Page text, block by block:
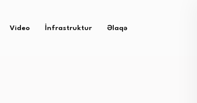
Video İnfrastruktur Əlaqə